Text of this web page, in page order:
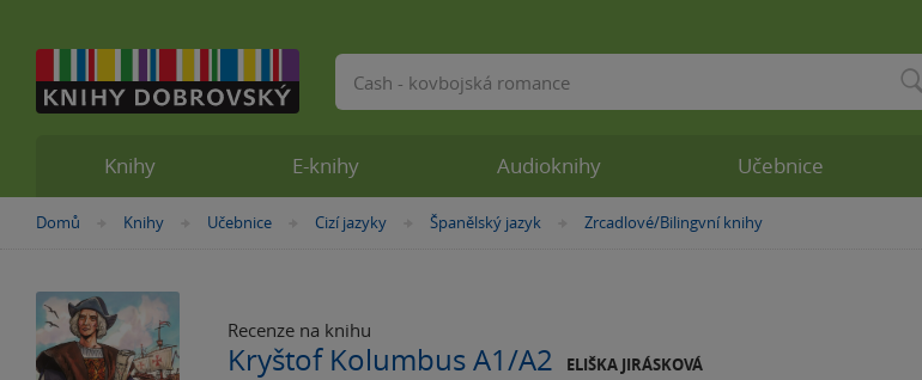
Nacházíte
Domů »
Knihy »
Učebnice »
Cizí jazyky »
Španělský jazyk »
Zrcadlové/Bilingvní knihy
Recenze na knihu
Kryštof Kolumbus A1/A2 ELIŠKA JIRÁSKOVÁ
Knihy E-knihy Audioknihy Učebnice
Vyhledávání